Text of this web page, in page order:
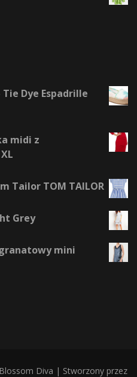
Tie Dye Espadrille
midi z
Tailor TOM TAILOR
Grey
mini
Blossom Diva | Stworzony przez